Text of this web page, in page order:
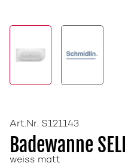
Art.Nr. S121143
Badewanne
weiss matt